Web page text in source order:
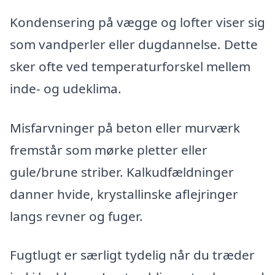
Kondensering på vægge og lofter viser sig
som vandperler eller dugdannelse. Dette
sker ofte ved temperaturforskel mellem
inde- og udeklima.
Misfarvninger på beton eller murværk
fremstår som mørke pletter eller
gule/brune striber. Kalkudfældninger
danner hvide, krystallinske aflejringer
langs revner og fuger.
Fugtlugt er særligt tydelig når du træder